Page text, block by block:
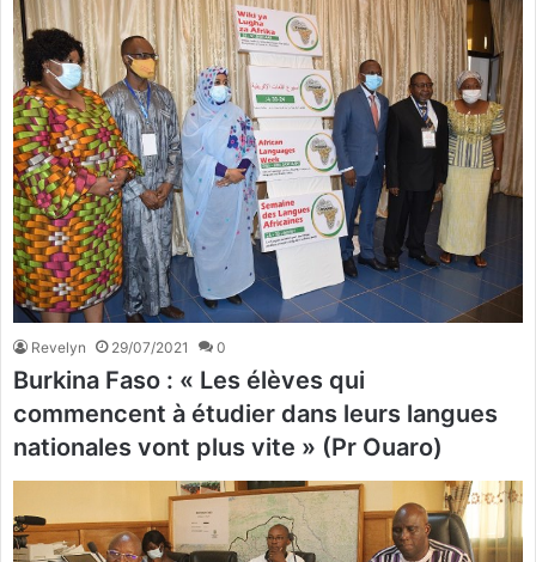
Revelyn 29/07/2021 0
Burkina Faso : « Les élèves qui
commencent à étudier dans leurs langues
nationales vont plus vite » (Pr Ouaro)